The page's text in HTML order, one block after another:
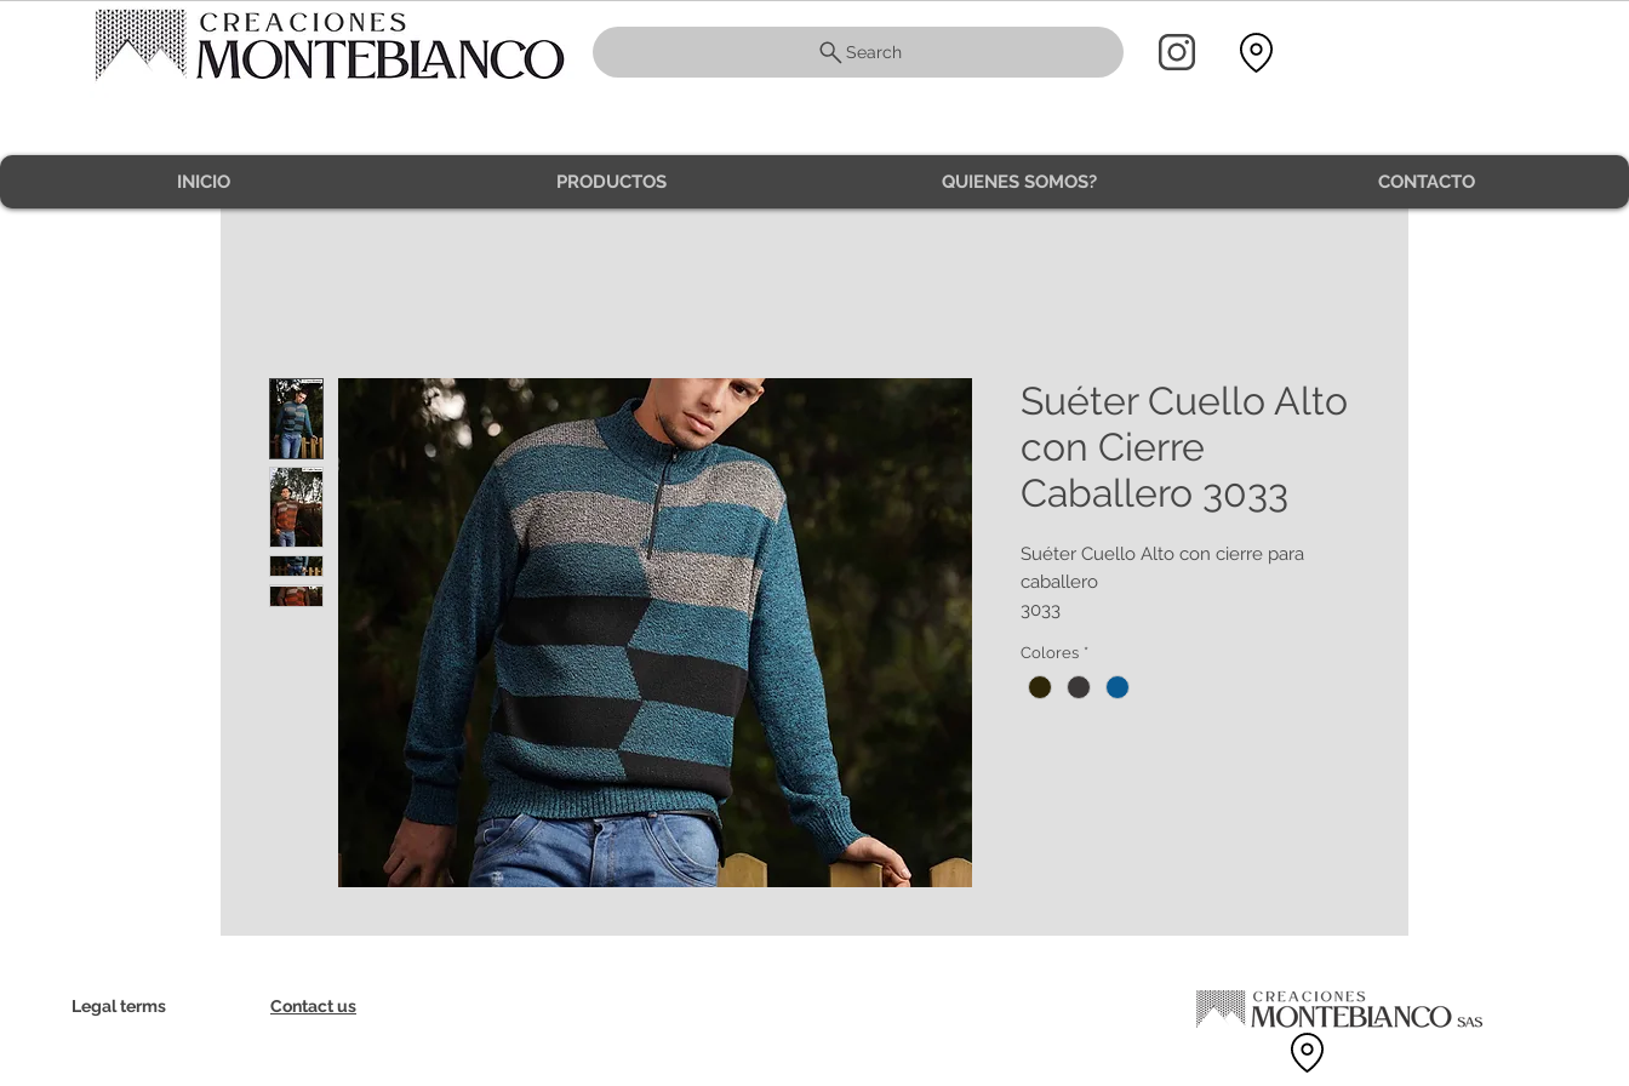
Search
INICIO PRODUCTOS QUIENES SOMOS? CONTACTO
Suéter Cuello Alto
con Cierre
Caballero 3033
Suéter Cuello Alto con cierre para
caballero
3033
Colores *
Legal terms Contact us